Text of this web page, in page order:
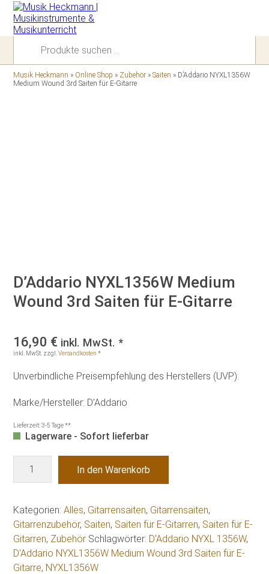
Musik Heckmann » Online Shop » Zubehör »Saiten » D’Addario NYXL1356W
Medium Wound 3rd Saiten für E-Gitarre
D’Addario NYXL1356W Medium
Wound 3rd Saiten für E-Gitarre
16,90 € inkl. MwSt. *
inkl. MwSt. zzgl.Versandkosten *
Unverbindliche Preisempfehlung des Herstellers (UVP):
Marke/Hersteller: D’Addario
Lieferzeit:3-5 Tage **
Lagerware - Sofort lieferbar
NYXL1356W
Wound
3rd
Saiten
für
E-
In den Warenkorb
Kategorien:Alles, Gitarrensaiten, Gitarrensaiten,
Gitarrenzubehör, Saiten, Saiten für E-Gitarren, Saiten für E-
Gitarren, Zubehör Schlagwörter: D'Addario NYXL 1356W,
D'Addario NYXL1356W Medium Wound 3rd Saiten für E-
Gitarre, NYXL1356W